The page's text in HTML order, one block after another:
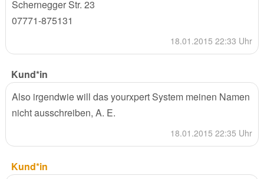
Schernegger Str. 23
07771-875131
18.01.2015 22:33 Uhr
Kund*in
Also irgendwie will das yourxpert System meinen Namen
nicht ausschreiben, A. E.
18.01.2015 22:35 Uhr
Kund*in